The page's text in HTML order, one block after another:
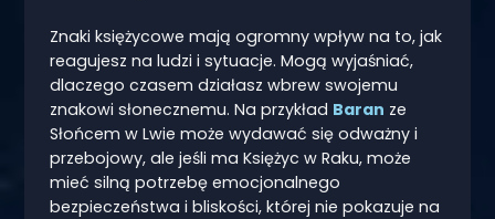
Znaki księżycowe mają ogromny wpływ na to, jak
reagujesz na ludzi i sytuacje. Mogą wyjaśniać,
dlaczego czasem działasz wbrew swojemu
znakowi słonecznemu. Na przykład Baran ze
Słońcem w Lwie może wydawać się odważny i
przebojowy, ale jeśli ma Księżyc w Raku, może
mieć silną potrzebę emocjonalnego
bezpieczeństwa i bliskości, której nie pokazuje na